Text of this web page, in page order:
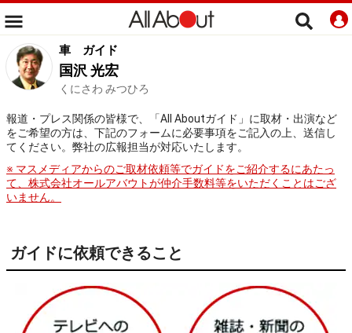
車 ガイド
国沢 光宏
くにさわ みつひろ
報道・プレス関係の皆様で、「All Aboutガイド」に取材・出演など
をご希望の方は、下記のフォームに必要事項をご記入の上、送信し
てください。弊社の広報担当が対応いたします。
※ マスメディアからのご取材依頼等でガイドをご紹介するにあたっ
て、株式会社オールアバウトが仲介手数料等をいただくことはござ
いません。
ガイドに依頼できること